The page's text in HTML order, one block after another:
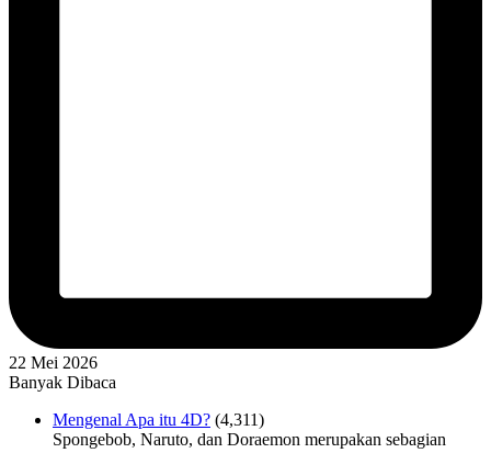
22 Mei 2026
Banyak Dibaca
Mengenal Apa itu 4D? (4,311)
Spongebob, Naruto, dan Doraemon merupakan sebagian